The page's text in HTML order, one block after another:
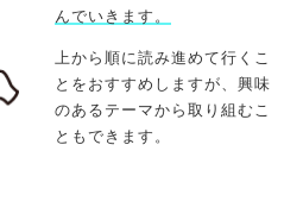
んでいきます。
上から順に読み進めて行くこ
とをおすすめしますが、興味
のあるテーマから取り組むこ
ともできます。